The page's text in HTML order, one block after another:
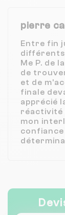
pierre
Entre fin
différents
Me P. de
de
et de
finale
apprécié
réactivité
mon
mon
lequel il